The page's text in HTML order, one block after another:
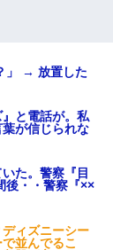
」 → 放置した
と電話が。私
葉が信じられな
た。警察『目
後・・警察『××
ィズニーシー
並んでるこ